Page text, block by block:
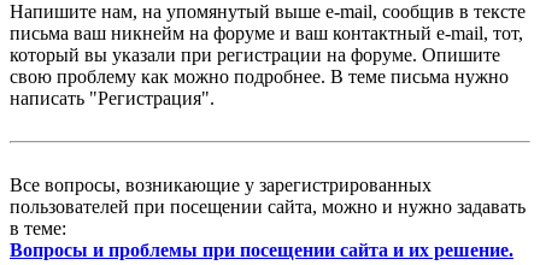
Напишите нам, на упомянутый выше e-mail, сообщив в тексте
письма ваш никнейм на форуме и ваш контактный e-mail, тот,
который вы указали при регистрации на форуме. Опишите
свою проблему как можно подробнее. В теме письма нужно
написать "Регистрация".
Все вопросы, возникающие у зарегистрированных
пользователей при посещении сайта, можно и нужно задавать
в теме:
Вопросы и проблемы при посещении сайта и их решение.